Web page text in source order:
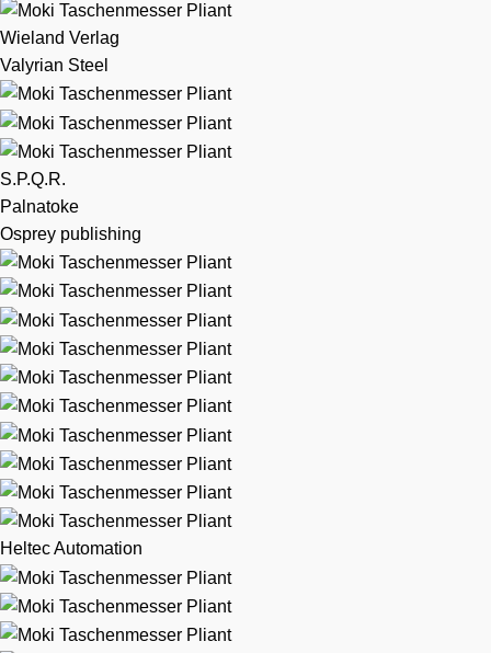
Wieland Verlag
Valyrian Steel
S.P.Q.R.
Palnatoke
Osprey publishing
Heltec Automation